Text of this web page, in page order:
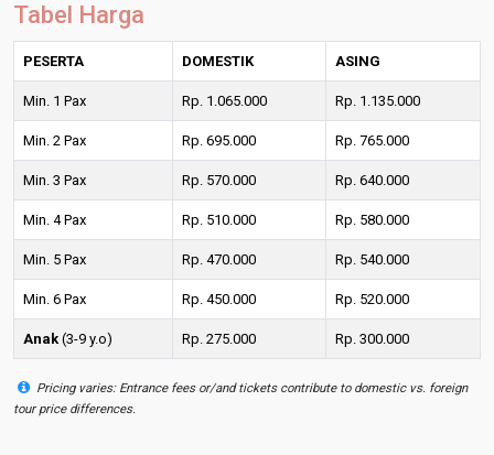
Tabel Harga
PESERTA DOMESTIK ASING
Min. 1 Pax Rp. 1.065.000 Rp. 1.135.000
Min. 2 Pax Rp. 695.000 Rp. 765.000
Min. 3 Pax Rp. 570.000 Rp. 640.000
Min. 4 Pax Rp. 510.000 Rp. 580.000
Min. 5 Pax Rp. 470.000 Rp. 540.000
Min. 6 Pax Rp. 450.000 Rp. 520.000
Anak (3-9 y.o) Rp. 275.000 Rp. 300.000
Pricing varies: Entrance fees or/and tickets contribute to domestic vs. foreign
tour price differences.